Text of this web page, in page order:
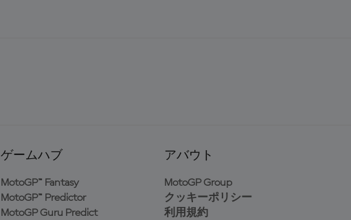
ゲームハブ
MotoGP™ Fantasy
MotoGP™ Predictor
MotoGP Guru Predict
アバウト
MotoGP Group
クッキーポリシー
利用規約